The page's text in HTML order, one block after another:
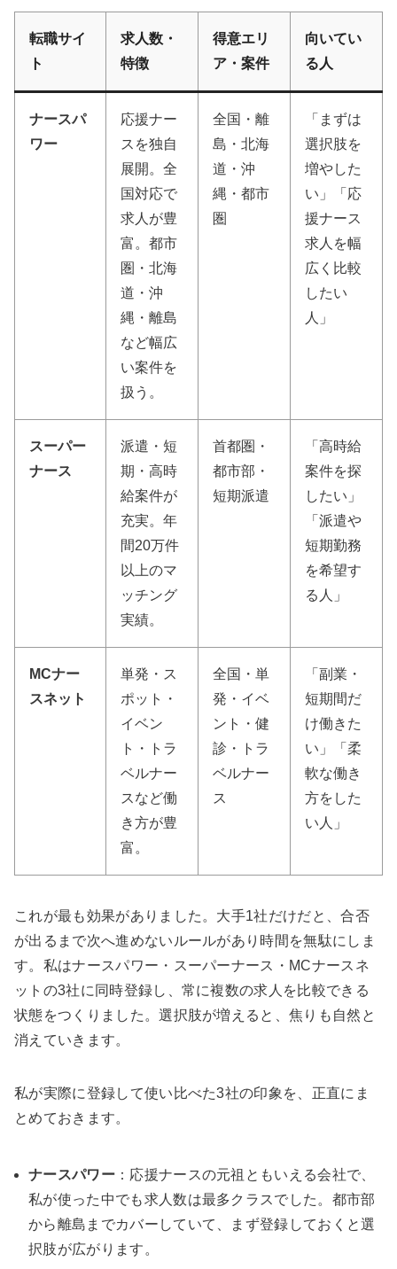
転職サイ
ト
求人数・
特徴
得意エリ
ア・案件
向いてい
る人
ナースパ
ワー
応援ナー
スを独自
展開。全
国対応で
求人が豊
富。都市
圏・北海
道・沖
縄・離島
など幅広
い案件を
扱う。
全国・離
島・北海
道・沖
縄・都市
圏
「まずは
選択肢を
増やした
い」「応
援ナース
求人を幅
広く比較
したい
人」
スーパー
ナース
派遣・短
期・高時
給案件が
充実。年
間20万件
以上のマ
ッチング
実績。
首都圏・
都市部・
短期派遣
「高時給
案件を探
したい」
「派遣や
短期勤務
を希望す
る人」
MCナー
スネット
単発・ス
ポット・
イベン
ト・トラ
ベルナー
スなど働
き方が豊
富。
全国・単
発・イベ
ント・健
診・トラ
ベルナー
ス
「副業・
短期間だ
け働きた
い」「柔
軟な働き
方をした
い人」
これが最も効果がありました。大手1社だけだと、合否
が出るまで次へ進めないルールがあり時間を無駄にしま
す。私はナースパワー・スーパーナース・MCナースネ
ットの3社に同時登録し、常に複数の求人を比較できる
状態をつくりました。選択肢が増えると、焦りも自然と
消えていきます。
私が実際に登録して使い比べた3社の印象を、正直にま
とめておきます。
ナースパワー：応援ナースの元祖ともいえる会社で、
私が使った中でも求人数は最多クラスでした。都市部
から離島までカバーしていて、まず登録しておくと選
択肢が広がります。